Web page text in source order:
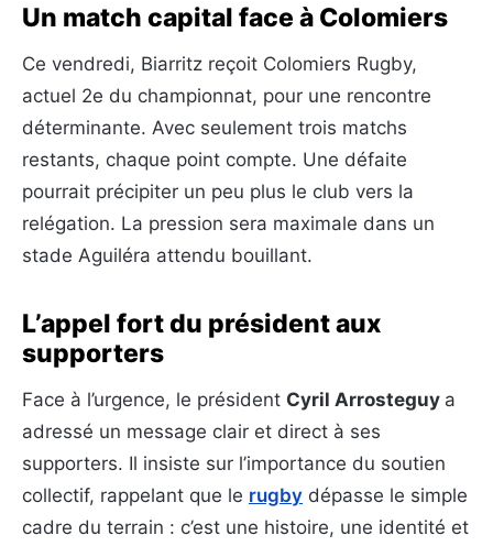
Un match capital face à Colomiers
Ce vendredi, Biarritz reçoit Colomiers Rugby,
actuel 2e du championnat, pour une rencontre
déterminante. Avec seulement trois matchs
restants, chaque point compte. Une défaite
pourrait précipiter un peu plus le club vers la
relégation. La pression sera maximale dans un
stade Aguiléra attendu bouillant.
L’appel fort du président aux
supporters
Face à l’urgence, le président Cyril Arrosteguy a
adressé un message clair et direct à ses
supporters. Il insiste sur l’importance du soutien
collectif, rappelant que le rugby dépasse le simple
cadre du terrain : c’est une histoire, une identité et